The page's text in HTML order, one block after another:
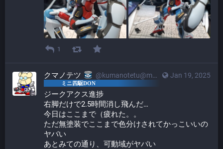
1
Jan 19, 2025
クマノテツ @kumanotetu@mstdn.mini4wd-engineer.com
ジークアクス進捗
右脚だけで2.5時間消し飛んだ…
今日はここまで（疲れた。。
ただ無塗装でここまで色分けされてかっこいいの
ヤバい
あとみての通り、可動域がヤバい